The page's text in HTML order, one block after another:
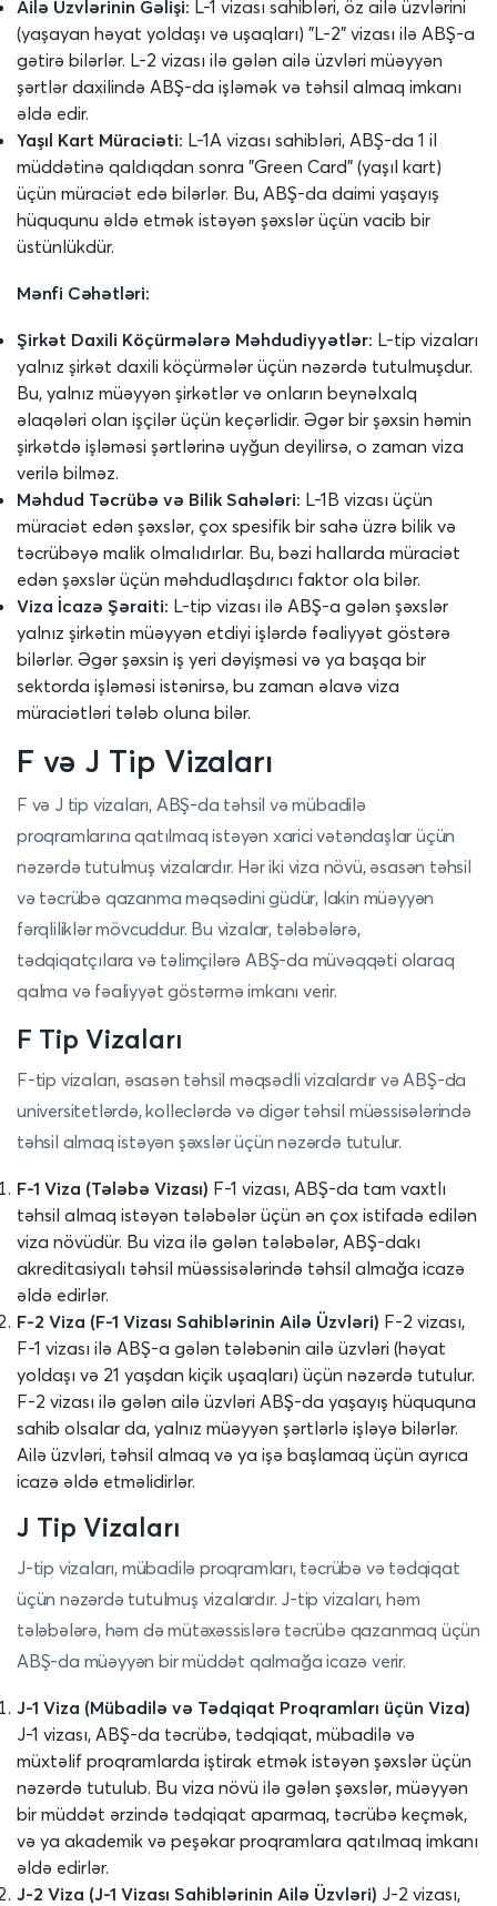
Ailə Üzvlərinin Gəlişi: L-1 vizası sahibləri, öz ailə üzvlərini
(yaşayan həyat yoldaşı və uşaqları) "L-2" vizası ilə ABŞ-a
gətirə bilərlər. L-2 vizası ilə gələn ailə üzvləri müəyyən
şərtlər daxilində ABŞ-da işləmək və təhsil almaq imkanı
əldə edir.
Yaşıl Kart Müraciəti: L-1A vizası sahibləri, ABŞ-da 1 il
müddətinə qaldıqdan sonra "Green Card" (yaşıl kart)
üçün müraciət edə bilərlər. Bu, ABŞ-da daimi yaşayış
hüququnu əldə etmək istəyən şəxslər üçün vacib bir
üstünlükdür.
Mənfi Cəhətləri:
Şirkət Daxili Köçürmələrə Məhdudiyyətlər: L-tip vizaları
yalnız şirkət daxili köçürmələr üçün nəzərdə tutulmuşdur.
Bu, yalnız müəyyən şirkətlər və onların beynəlxalq
əlaqələri olan işçilər üçün keçərlidir. Əgər bir şəxsin həmin
şirkətdə işləməsi şərtlərinə uyğun deyilirsə, o zaman viza
verilə bilməz.
Məhdud Təcrübə və Bilik Sahələri: L-1B vizası üçün
müraciət edən şəxslər, çox spesifik bir sahə üzrə bilik və
təcrübəyə malik olmalıdırlar. Bu, bəzi hallarda müraciət
edən şəxslər üçün məhdudlaşdırıcı faktor ola bilər.
Viza İcazə Şəraiti: L-tip vizası ilə ABŞ-a gələn şəxslər
yalnız şirkətin müəyyən etdiyi işlərdə fəaliyyət göstərə
bilərlər. Əgər şəxsin iş yeri dəyişməsi və ya başqa bir
sektorda işləməsi istənirsə, bu zaman əlavə viza
müraciətləri tələb oluna bilər.
F və J Tip Vizaları
F və J tip vizaları, ABŞ-da təhsil və mübadilə
proqramlarına qatılmaq istəyən xarici vətəndaşlar üçün
nəzərdə tutulmuş vizalardır. Hər iki viza növü, əsasən təhsil
və təcrübə qazanma məqsədini güdür, lakin müəyyən
fərqliliklər mövcuddur. Bu vizalar, tələbələrə,
tədqiqatçılara və təlimçilərə ABŞ-da müvəqqəti olaraq
qalma və fəaliyyət göstərmə imkanı verir.
F Tip Vizaları
F-tip vizaları, əsasən təhsil məqsədli vizalardır və ABŞ-da
universitetlərdə, kolleclərdə və digər təhsil müəssisələrində
təhsil almaq istəyən şəxslər üçün nəzərdə tutulur.
F-1 Viza (Tələbə Vizası) F-1 vizası, ABŞ-da tam vaxtlı
təhsil almaq istəyən tələbələr üçün ən çox istifadə edilən
viza növüdür. Bu viza ilə gələn tələbələr, ABŞ-dakı
akreditasiyalı təhsil müəssisələrində təhsil almağa icazə
əldə edirlər.
F-2 Viza (F-1 Vizası Sahiblərinin Ailə Üzvləri) F-2 vizası,
F-1 vizası ilə ABŞ-a gələn tələbənin ailə üzvləri (həyat
yoldaşı və 21 yaşdan kiçik uşaqları) üçün nəzərdə tutulur.
F-2 vizası ilə gələn ailə üzvləri ABŞ-da yaşayış hüququna
sahib olsalar da, yalnız müəyyən şərtlərlə işləyə bilərlər.
Ailə üzvləri, təhsil almaq və ya işə başlamaq üçün ayrıca
icazə əldə etməlidirlər.
J Tip Vizaları
J-tip vizaları, mübadilə proqramları, təcrübə və tədqiqat
üçün nəzərdə tutulmuş vizalardır. J-tip vizaları, həm
tələbələrə, həm də mütəxəssislərə təcrübə qazanmaq üçün
ABŞ-da müəyyən bir müddət qalmağa icazə verir.
J-1 Viza (Mübadilə və Tədqiqat Proqramları üçün Viza)
J-1 vizası, ABŞ-da təcrübə, tədqiqat, mübadilə və
müxtəlif proqramlarda iştirak etmək istəyən şəxslər üçün
nəzərdə tutulub. Bu viza növü ilə gələn şəxslər, müəyyən
bir müddət ərzində tədqiqat aparmaq, təcrübə keçmək,
və ya akademik və peşəkar proqramlara qatılmaq imkanı
əldə edirlər.
J-2 Viza (J-1 Vizası Sahiblərinin Ailə Üzvləri) J-2 vizası,